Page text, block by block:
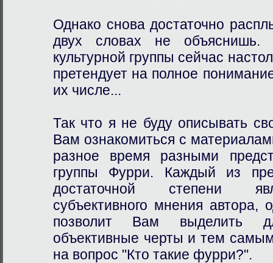
Однако снова достаточно
двух словах не
культурной группы сейчас
претендует на полное
их числе...
Так что я не буду описывать
Вам ознакомиться с
разное время разными
группы Фурри. Каждый из
достаточной степени
субъективного мнения автора,
позволит Вам выделить
объективные черты и тем
на вопрос "Кто такие фурри?".